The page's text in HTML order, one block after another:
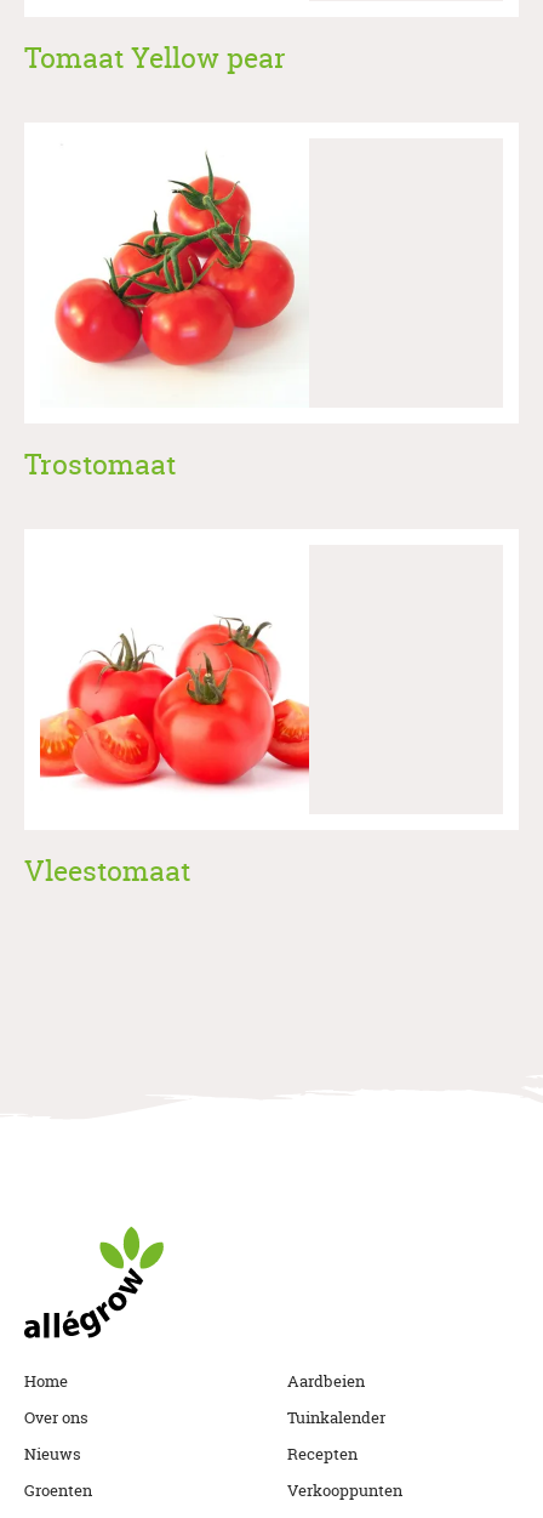
Tomaat Yellow pear
Trostomaat
Vleestomaat
Home
Over ons
Nieuws
Groenten
Aardbeien
Tuinkalender
Recepten
Verkooppunten